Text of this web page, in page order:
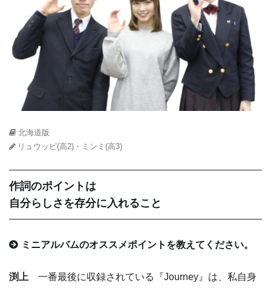
北海道版
リュウッピ(高2)・ミンミ(高3)
作詞のポイントは
自分らしさを存分に入れること
ミニアルバムのオススメポイントを教えてください。
渕上 一番最後に収録されている『Journey』は、私自身